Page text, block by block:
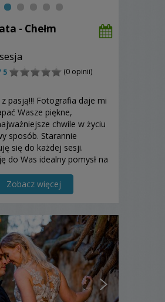
- Chełm
5
(0 opinii)
pasją!!! Fotografia daje mi
Wasze piękne,
chwile w życiu
sposób. Starannie
się do każdej sesji.
do Was idealny pomysł na
jedyna w swoim
Zobacz więcej